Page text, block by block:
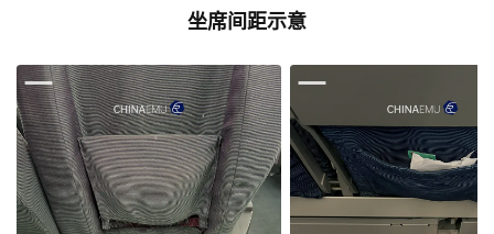
坐席间距示意